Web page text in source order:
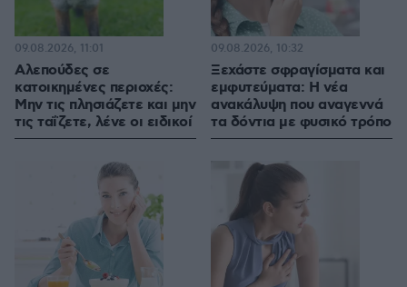
Αλεπούδες σε
κατοικημένες περιοχές:
Μην τις πλησιάζετε και μην
τις ταΐζετε, λένε οι ειδικοί
09.08.2026, 11:01
Ξεχάστε σφραγίσματα και
εμφυτεύματα: Η νέα
ανακάλυψη που αναγεννά
τα δόντια με φυσικό τρόπο
09.08.2026, 10:32